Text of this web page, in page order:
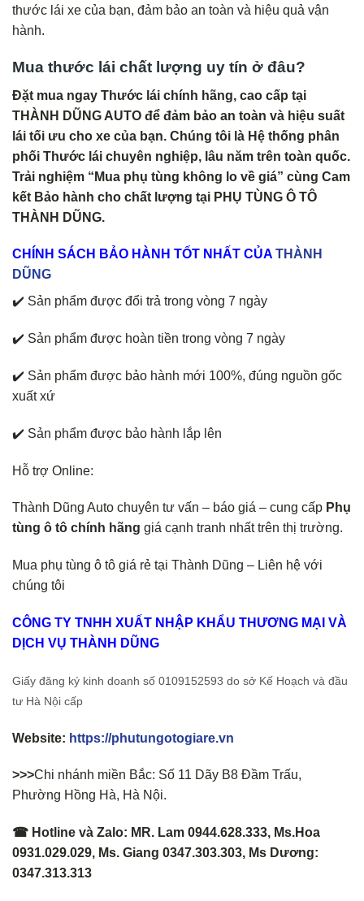
thước lái xe của bạn, đảm bảo an toàn và hiệu quả vận
hành.
Mua thước lái chất lượng uy tín ở đâu?
Đặt mua ngay Thước lái chính hãng, cao cấp tại
THÀNH DŨNG AUTO để đảm bảo an toàn và hiệu suất
lái tối ưu cho xe của bạn. Chúng tôi là Hệ thống phân
phối Thước lái chuyên nghiệp, lâu năm trên toàn quốc.
Trải nghiệm “Mua phụ tùng không lo về giá” cùng Cam
kết Bảo hành cho chất lượng tại PHỤ TÙNG Ô TÔ
THÀNH DŨNG.
CHÍNH SÁCH BẢO HÀNH TỐT NHẤT CỦA THÀNH
DŨNG
✔️ Sản phẩm được đổi trả trong vòng 7 ngày
✔️ Sản phẩm được hoàn tiền trong vòng 7 ngày
✔️ Sản phẩm được bảo hành mới 100%, đúng nguồn gốc
xuất xứ
✔️ Sản phẩm được bảo hành lắp lên
Hỗ trợ Online:
Thành Dũng Auto chuyên tư vấn – báo giá – cung cấp Phụ
tùng ô tô chính hãng giá cạnh tranh nhất trên thị trường.
Mua phụ tùng ô tô giá rẻ tại Thành Dũng – Liên hệ với
chúng tôi
CÔNG TY TNHH XUẤT NHẬP KHẨU THƯƠNG MẠI VÀ
DỊCH VỤ THÀNH DŨNG
Giấy đăng ký kinh doanh số 0109152593 do sở Kế Hoạch và đầu
tư Hà Nội cấp
Website: https://phutungotogiare.vn
>>>Chi nhánh miền Bắc: Số 11 Dãy B8 Đầm Trấu,
Phường Hồng Hà, Hà Nội.
☎ Hotline và Zalo: MR. Lam 0944.628.333, Ms.Hoa
0931.029.029, Ms. Giang 0347.303.303, Ms Dương:
0347.313.313